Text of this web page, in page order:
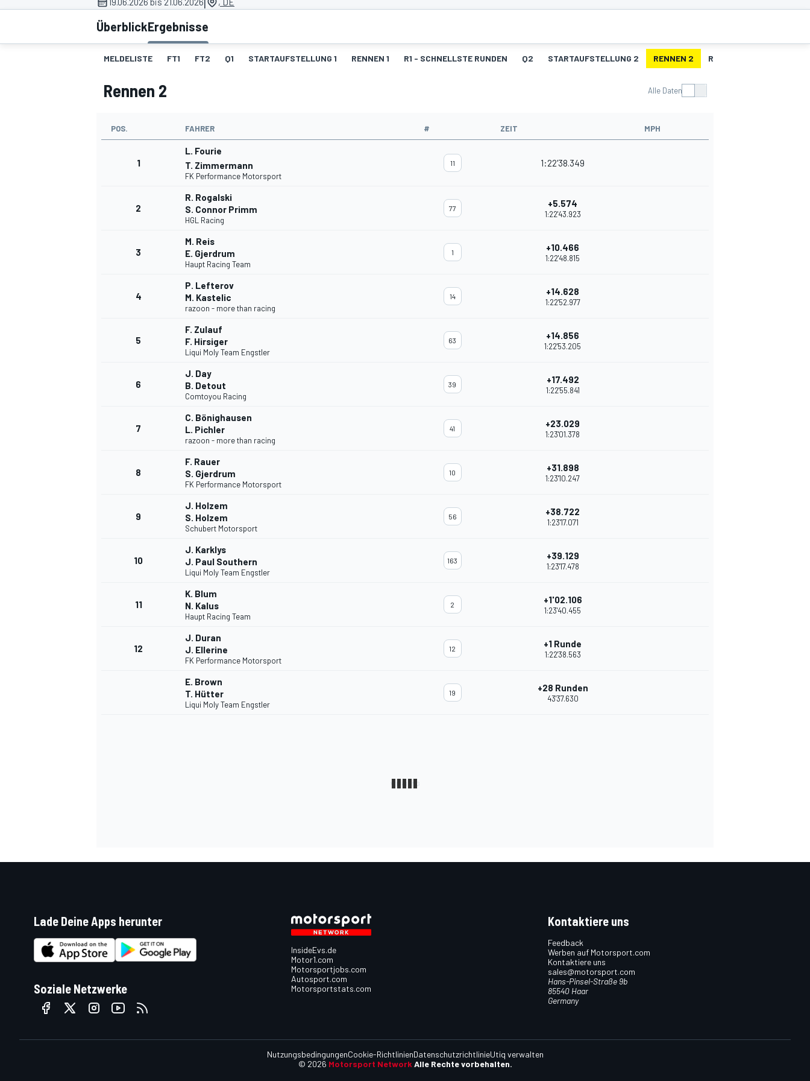
SPORTWAGEN
ÜberblickErgebnisse
MELDELISTE FT1 FT2 Q1 STARTAUFSTELLUNG 1 RENNEN 1 R1 - SCHNELLSTE RUNDEN Q2 STARTAUFSTELLUNG 2 RENNEN 2 R2 - SCHNELLSTE
Rennen 2 Alle Daten
POS. FAHRER # ZEIT MPH
1
L. Fourie
T. Zimmermann
FK Performance Motorsport
11 1:22'38.349
2
R. Rogalski
S. Connor Primm
HGL Racing
77 +5.574
1:22'43.923
3
M. Reis
E. Gjerdrum
Haupt Racing Team
1 +10.466
1:22'48.815
4
P. Lefterov
M. Kastelic
razoon - more than racing
14 +14.628
1:22'52.977
5
F. Zulauf
F. Hirsiger
Liqui Moly Team Engstler
63 +14.856
1:22'53.205
6
J. Day
B. Detout
Comtoyou Racing
39 +17.492
1:22'55.841
7
C. Bönighausen
L. Pichler
razoon - more than racing
41 +23.029
1:23'01.378
8
F. Rauer
S. Gjerdrum
FK Performance Motorsport
10 +31.898
1:23'10.247
9
J. Holzem
S. Holzem
Schubert Motorsport
56 +38.722
1:23'17.071
10
J. Karklys
J. Paul Southern
Liqui Moly Team Engstler
163 +39.129
1:23'17.478
11
K. Blum
N. Kalus
Haupt Racing Team
2 +1'02.106
1:23'40.455
12
J. Duran
J. Ellerine
FK Performance Motorsport
12 +1 Runde
1:22'38.563
E. Brown
T. Hütter
Liqui Moly Team Engstler
19 +28 Runden
43'37.630
Lade Deine Apps herunter
Soziale Netzwerke
InsideEvs.de
Motor1.com
Motorsportjobs.com
Autosport.com
Motorsportstats.com
Kontaktiere uns
Feedback
Werben auf Motorsport.com
Kontaktiere uns
sales@motorsport.com
Hans-Pinsel-Straße 9b
85540 Haar
Germany
© 2026 Motorsport Network Alle Rechte vorbehalten.
NutzungsbedingungenCookie-RichtlinienDatenschutzrichtlinieUtiq verwalten